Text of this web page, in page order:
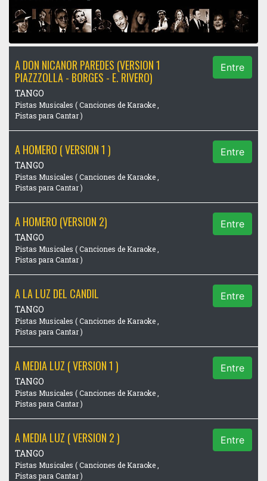
A DON NICANOR PAREDES (VERSION 1
PIAZZZOLLA - BORGES - E. RIVERO)
TANGO
Pistas Musicales ( Canciones de Karaoke ,
Pistas para Cantar )
Entre
A HOMERO ( VERSION 1 )
TANGO
Pistas Musicales ( Canciones de Karaoke ,
Pistas para Cantar )
Entre
A HOMERO (VERSION 2)
TANGO
Pistas Musicales ( Canciones de Karaoke ,
Pistas para Cantar )
Entre
A LA LUZ DEL CANDIL
TANGO
Pistas Musicales ( Canciones de Karaoke ,
Pistas para Cantar )
Entre
A MEDIA LUZ ( VERSION 1 )
TANGO
Pistas Musicales ( Canciones de Karaoke ,
Pistas para Cantar )
Entre
A MEDIA LUZ ( VERSION 2 )
TANGO
Pistas Musicales ( Canciones de Karaoke ,
Pistas para Cantar )
Entre